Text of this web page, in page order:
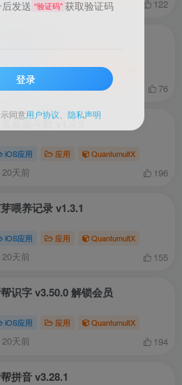
20天前 122
iOS应用 应用 QuantumultX
20天前 76
真紫微斗数 v1.4.9
iOS应用 应用 QuantumultX
20天前 196
喂养记录 v1.3.1
iOS应用 应用 QuantumultX
20天前 155
识字 v3.50.0 解锁会员
iOS应用 应用 QuantumultX
20天前 194
拼音 v3.28.1
发送 “验证码” 获取验证码
登录
同意用户协议 隐私声明